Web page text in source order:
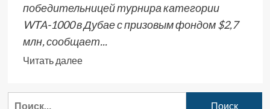
победительницей турнира категории
WTA-1000 в Дубае с призовым фондом $2,7
млн, сообщает...
Читать далее